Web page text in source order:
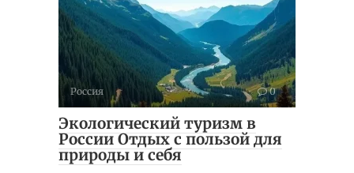
Россия 0
Экологический туризм в
России Отдых с пользой для
природы и себя